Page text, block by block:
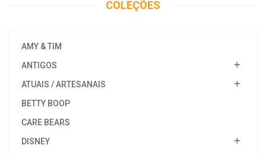
COLEÇÕES
AMY & TIM
ANTIGOS
ATUAIS / ARTESANAIS
BETTY BOOP
CARE BEARS
DISNEY